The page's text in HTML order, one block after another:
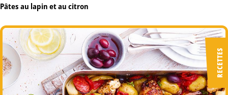
Pâtes au lapin et au citron
RECETTES